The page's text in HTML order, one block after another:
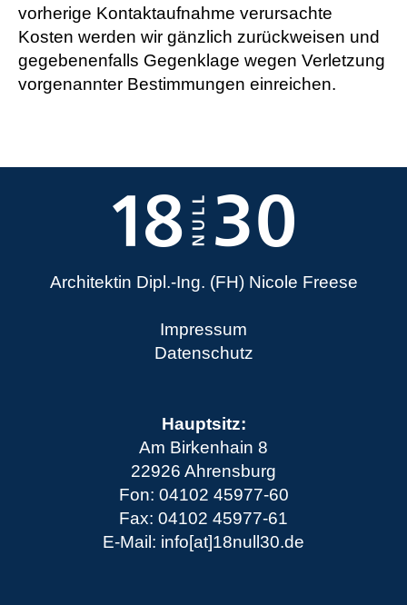
vorherige Kontaktaufnahme verursachte
Kosten werden wir gänzlich zurückweisen und
gegebenenfalls Gegenklage wegen Verletzung
vorgenannter Bestimmungen einreichen.
Architektin Dipl.-Ing. (FH) Nicole Freese
Impressum
Datenschutz
Hauptsitz:
Am Birkenhain 8
22926 Ahrensburg
Fon: 04102 45977-60
Fax: 04102 45977-61
E-Mail: info[at]18null30.de